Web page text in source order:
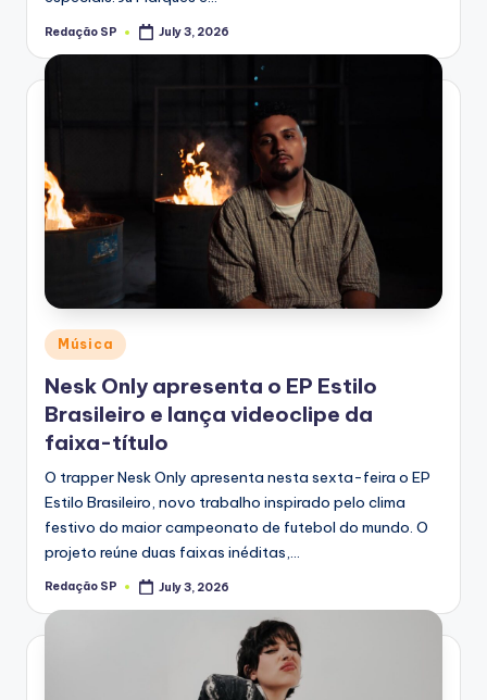
Posted
Redação SP July 3, 2026
Posted
in
Música
Nesk Only apresenta o EP Estilo
Brasileiro e lança videoclipe da
faixa-título
O trapper Nesk Only apresenta nesta sexta-feira o EP
Estilo Brasileiro, novo trabalho inspirado pelo clima
festivo do maior campeonato de futebol do mundo. O
projeto reúne duas faixas inéditas,…
Posted
Redação SP July 3, 2026